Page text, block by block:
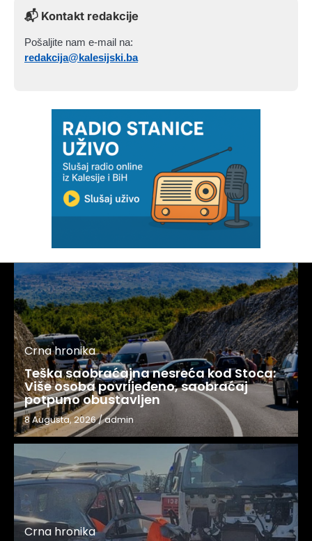
📬 Kontakt redakcije
Pošaljite nam e-mail na:
redakcija@kalesijski.ba
Crna hronika
Teška saobraćajna nesreća kod Stoca:
Više osoba povrijeđeno, saobraćaj
potpuno obustavljen
8 Augusta, 2026/admin
Crna hronika